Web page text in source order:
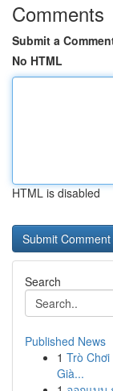
Comments
Submit a
No HTML
HTML is disabled
Search
Published News
1 Trò
Già...